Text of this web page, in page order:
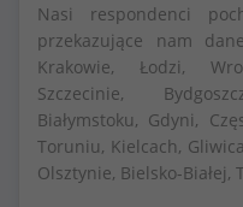
Nasi respondenci
przekazujące nam
Krakowie, Łodzi,
Szczecinie,
Białymstoku, Gdyni,
Toruniu, Kielcach,
Olsztynie, Bielsko-Białej,